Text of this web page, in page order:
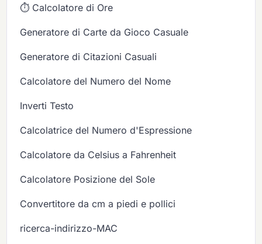
⏱️ Calcolatore di Ore
Generatore di Carte da Gioco Casuale
Generatore di Citazioni Casuali
Calcolatore del Numero del Nome
Inverti Testo
Calcolatrice del Numero d'Espressione
Calcolatore da Celsius a Fahrenheit
Calcolatore Posizione del Sole
Convertitore da cm a piedi e pollici
ricerca-indirizzo-MAC